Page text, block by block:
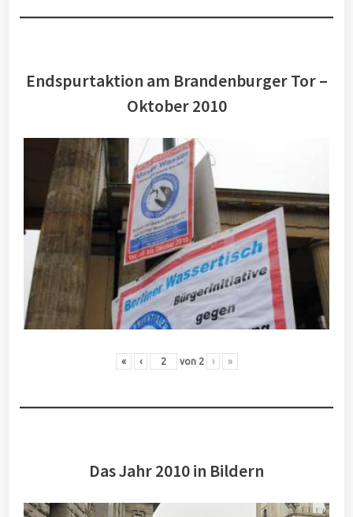
Endspurtaktion am Brandenburger Tor –
Oktober 2010
« ‹ von 2 › »
Das Jahr 2010 in Bildern